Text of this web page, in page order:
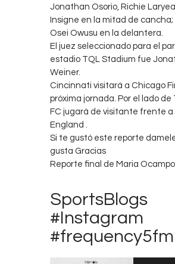
Jonathan Osorio, Richie
Insigne en la mitad de cancha;
Osei Owusu en la delantera.
El juez seleccionado para el
estadio TQL Stadium fue
Weiner.
Cincinnati visitará a Chicago
próxima jornada. Por el lado de
FC jugará de visitante frente a
England .
Si te gustó este reporte
gusta Gracias
Reporte final de Maria Ocampo
SportsBlogs
#Instagram
#frequency5fm